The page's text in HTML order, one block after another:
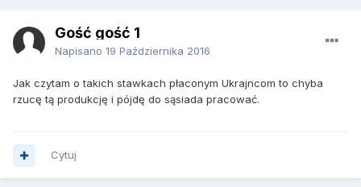
Gość gość 1
Napisano 19 Października 2016
Jak czytam o takich stawkach płaconym Ukrajncom to chyba
rzucę tą produkcję i pójdę do sąsiada pracować.
Cytuj